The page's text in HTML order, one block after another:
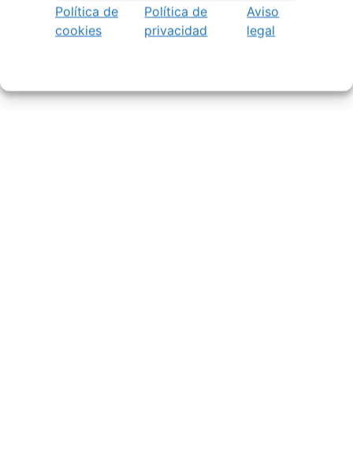
Política de
cookies
Política de
privacidad
Aviso
legal